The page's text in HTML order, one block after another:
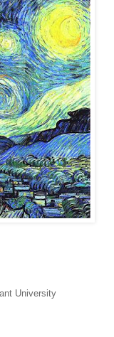
University